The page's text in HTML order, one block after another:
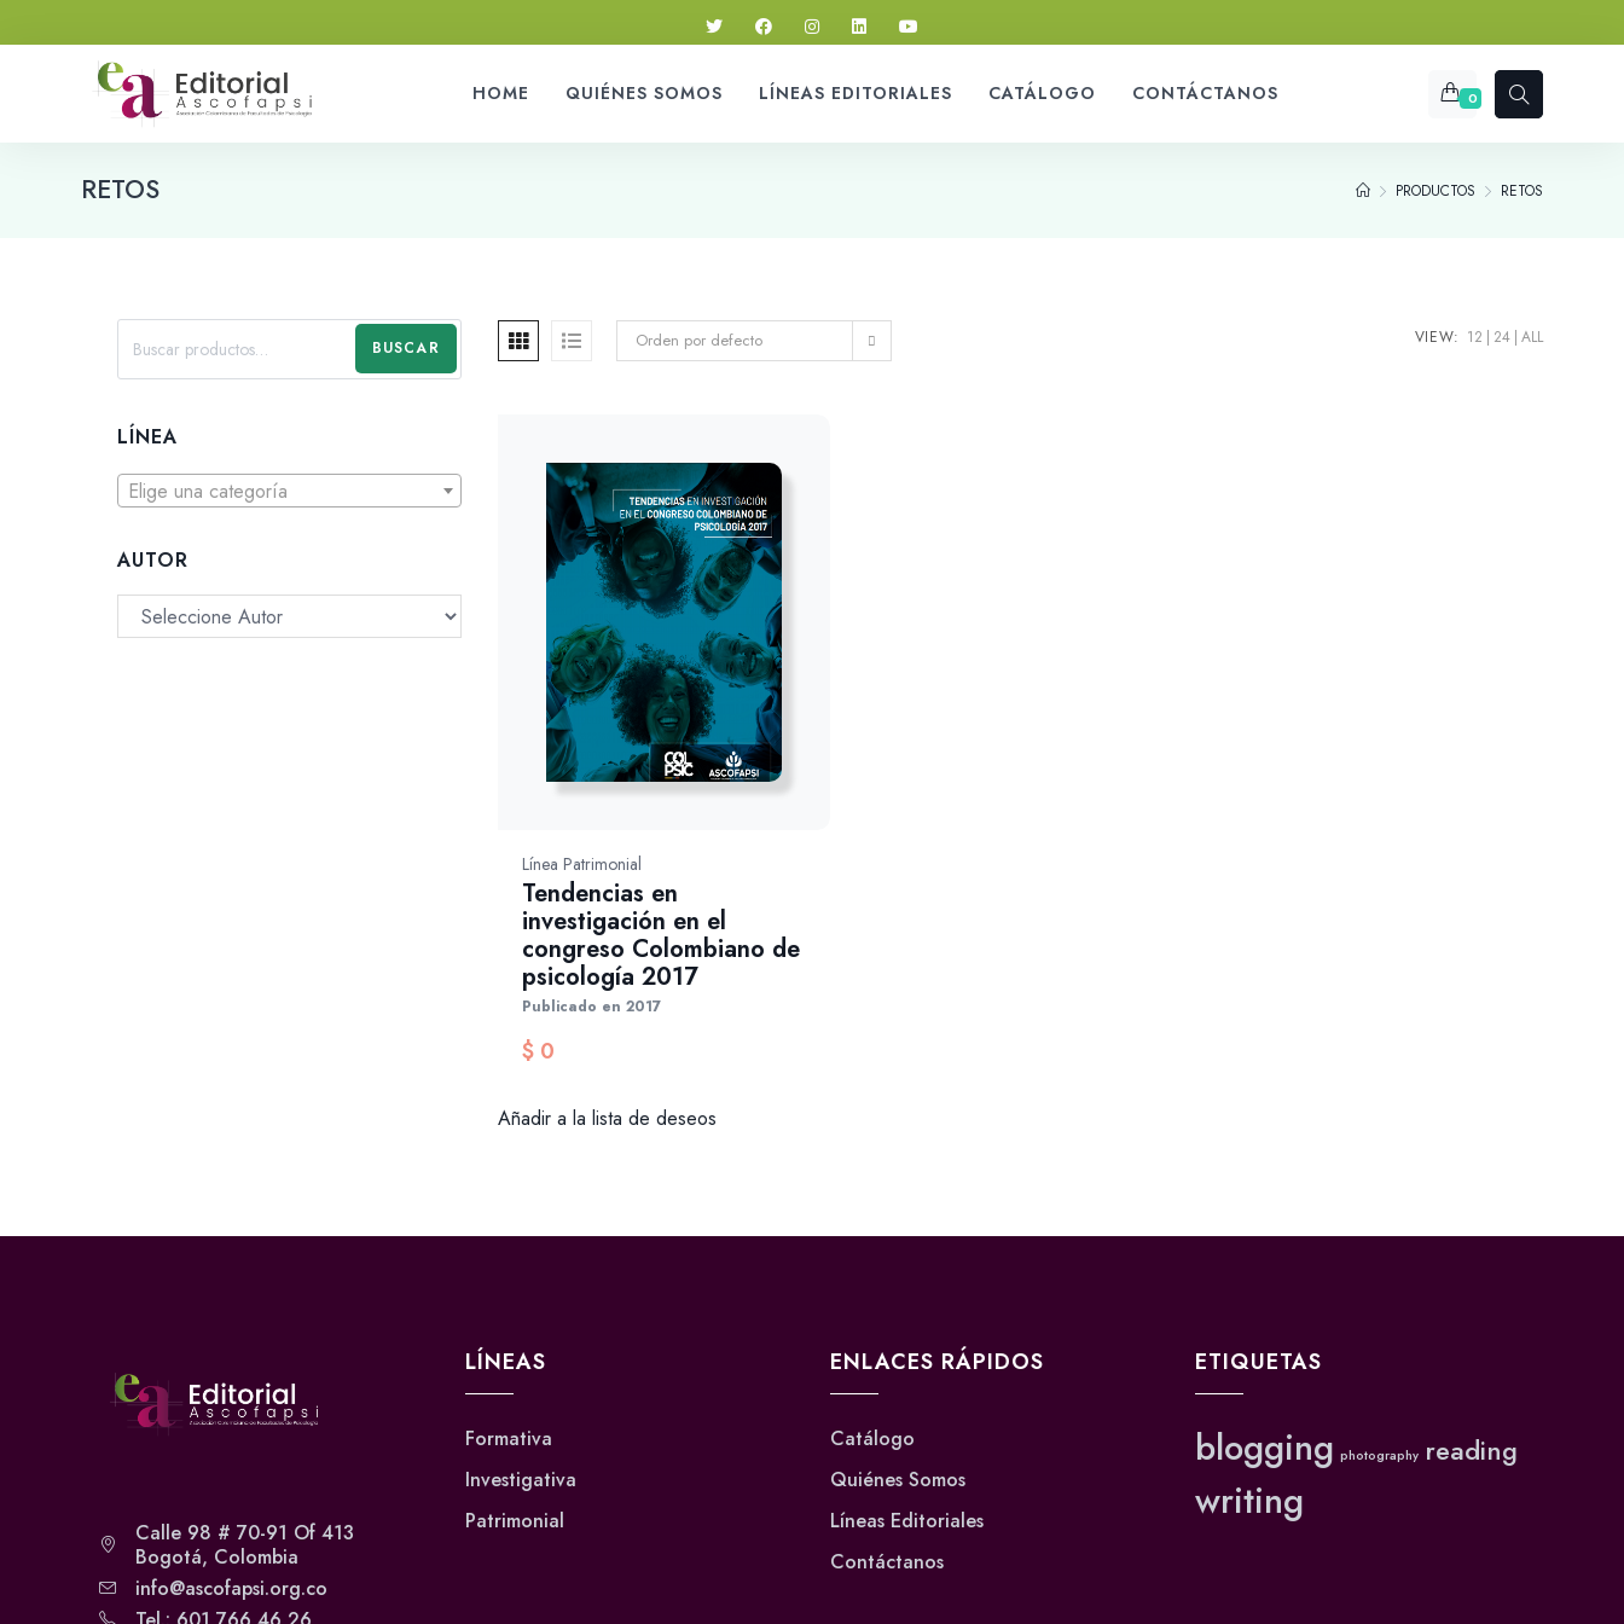
HOME QUIÉNES SOMOS LÍNEAS EDITORIALES CATÁLOGO CONTÁCTANOS 0
RETOS PRODUCTOS RETOS
Orden por defecto VIEW: 12 24 ALL
Línea Patrimonial
Tendencias en
investigación en el
congreso Colombiano de
psicología 2017
Publicado en 2017
$0
Añadir a la lista de deseos
BUSCAR
LÍNEA
Elige una categoría
AUTOR
Calle 98 # 70-91 Of 413
Bogotá, Colombia
info@ascofapsi.org.co
LÍNEAS
Formativa
Investigativa
Patrimonial
ENLACES RÁPIDOS
Catálogo
Quiénes Somos
Líneas Editoriales
Contáctanos
ETIQUETAS
blogging photography reading
writing